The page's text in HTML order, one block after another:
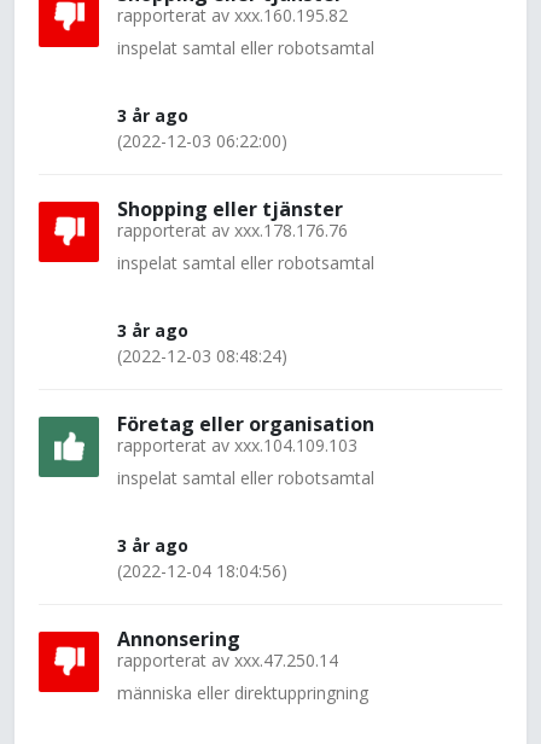
rapporterat av xxx.160.195.82
inspelat samtal eller robotsamtal
3 år ago
(2022-12-03 06:22:00)
Shopping eller tjänster
rapporterat av xxx.178.176.76
inspelat samtal eller robotsamtal
3 år ago
(2022-12-03 08:48:24)
Företag eller organisation
rapporterat av xxx.104.109.103
inspelat samtal eller robotsamtal
3 år ago
(2022-12-04 18:04:56)
Annonsering
rapporterat av xxx.47.250.14
människa eller direktuppringning